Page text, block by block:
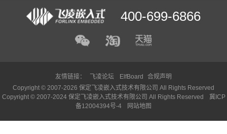
400-699-6866
友情链接： 飞凌论坛 ElfBoard
合规声明
Copyright © 2007-2026 保定飞凌嵌入式技术有限公司 All Rights Reserved
Copyright © 2007-2024 保定飞凌嵌入式技术有限公司 All Rights Reserved
冀ICP
备12004394号-4
网站地图